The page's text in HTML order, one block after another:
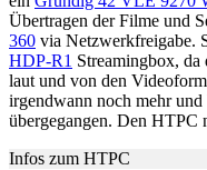
Übertragen der Filme und
360 via Netzwerkfreigabe.
HDP-R1 Streamingbox,
laut und von den
irgendwann noch mehr
übergegangen. Den HTPC
Infos zum HTPC